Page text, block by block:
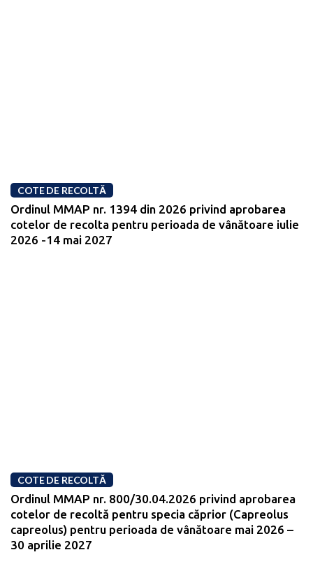
COTE DE RECOLTĂ
Ordinul MMAP nr. 1394 din 2026 privind aprobarea
cotelor de recolta pentru perioada de vânătoare iulie
2026 -14 mai 2027
COTE DE RECOLTĂ
Ordinul MMAP nr. 800/30.04.2026 privind aprobarea
cotelor de recoltă pentru specia căprior (Capreolus
capreolus) pentru perioada de vânătoare mai 2026 –
30 aprilie 2027